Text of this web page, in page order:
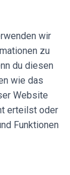
wir
zu
du diesen
wie das
Website
erteilst oder
Funktionen